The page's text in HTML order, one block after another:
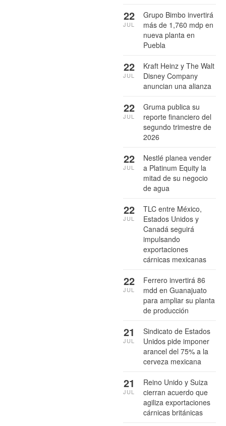
Grupo Bimbo invertirá
más de 1,760 mdp en
nueva planta en
Puebla
22
JUL
Kraft Heinz y The Walt
Disney Company
anuncian una alianza
22
JUL
Gruma publica su
reporte financiero del
segundo trimestre de
2026
22
JUL
Nestlé planea vender
a Platinum Equity la
mitad de su negocio
de agua
22
JUL
TLC entre México,
Estados Unidos y
Canadá seguirá
impulsando
exportaciones
cárnicas mexicanas
22
JUL
Ferrero invertirá 86
mdd en Guanajuato
para ampliar su planta
de producción
22
JUL
Sindicato de Estados
Unidos pide imponer
arancel del 75% a la
cerveza mexicana
21
JUL
Reino Unido y Suiza
cierran acuerdo que
agiliza exportaciones
cárnicas británicas
21
JUL